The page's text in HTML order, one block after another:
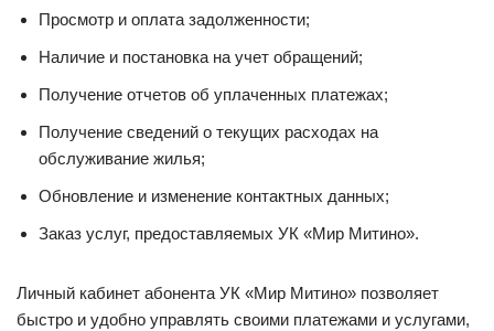
Просмотр и оплата задолженности;
Наличие и постановка на учет обращений;
Получение отчетов об уплаченных платежах;
Получение сведений о текущих расходах на
обслуживание жилья;
Обновление и изменение контактных данных;
Заказ услуг, предоставляемых УК «Мир Митино».
Личный кабинет абонента УК «Мир Митино» позволяет
быстро и удобно управлять своими платежами и услугами,